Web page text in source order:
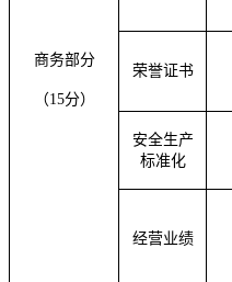
商务部分
（15分）
荣誉证书
安全生产
标准化
经营业绩